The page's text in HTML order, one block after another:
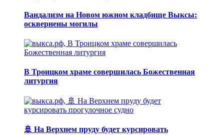
Вандализм на Новом южном кладбище Выксы:
осквернены могилы
В Троицком храме совершилась Божественная
литургия
🚢 На Верхнем пруду будет курсировать